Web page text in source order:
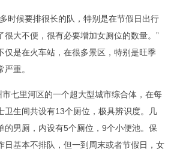
时候要排很长的队，特别是在节假日出行
很大不便，很有必要增加女厕位的数量。”
仅是在火车站，在很多景区，特别是旺季
重。
市七里河区的一个超大型城市综合体，在每
卫生间共设有13个厕位，极具辨识度。几
的男厕，内设有5个厕位，9个小便池。保
日基本不排队，但一到周末或者节假日，女